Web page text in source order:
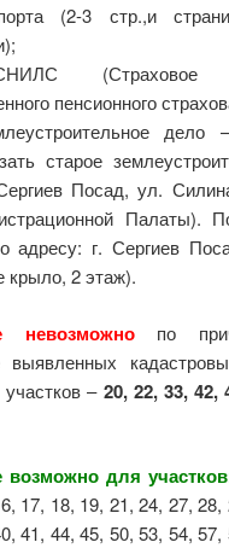
(2-3 стр.,и
(Страховое
пенсионного
старое
Посад, ул.
Палаты).
адресу: г. Сергиев
крыло, 2 этаж).
невозможнопо
выявленных
– 20, 22, 33, 42,
возможно для
17, 18, 19, 21, 24, 27,
41, 44, 45, 50, 53, 54,